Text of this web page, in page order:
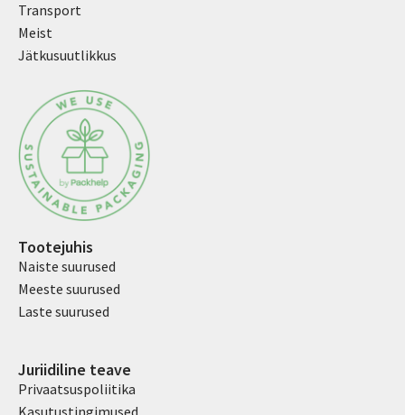
Transport
Meist
Jätkusuutlikkus
Tootejuhis
Naiste suurused
Meeste suurused
Laste suurused
Juriidiline teave
Privaatsuspoliitika
Kasutustingimused